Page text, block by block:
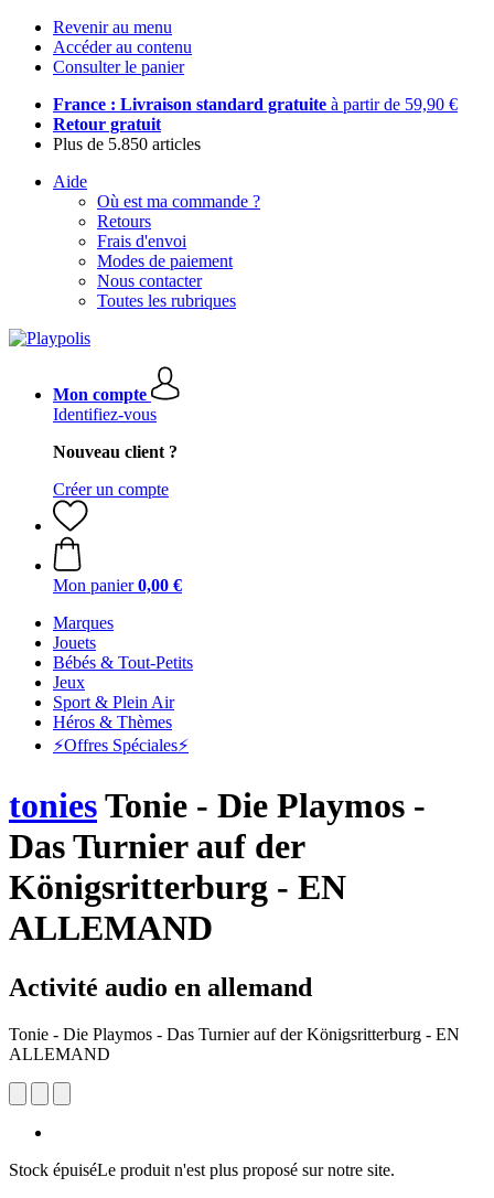
Revenir au menu
Accéder au contenu
Consulter le panier
France : Livraison standard gratuite à partir de 59,90 €
Retour gratuit
Plus de 5.850 articles
Aide
Où est ma commande ?
Retours
Frais d'envoi
Modes de paiement
Nous contacter
Toutes les rubriques
Mon compte
Identifiez-vous
Nouveau client ?
Créer un compte
Mon panier 0,00 €
Marques
Jouets
Bébés & Tout-Petits
Jeux
Sport & Plein Air
Héros & Thèmes
⚡️Offres Spéciales⚡️
toniesTonie - Die Playmos -
Das Turnier auf der
Königsritterburg - EN
ALLEMAND
Activité audio en allemand
Tonie - Die Playmos - Das Turnier auf der Königsritterburg - EN
ALLEMAND
Stock épuiséLe produit n'est plus proposé sur notre site.